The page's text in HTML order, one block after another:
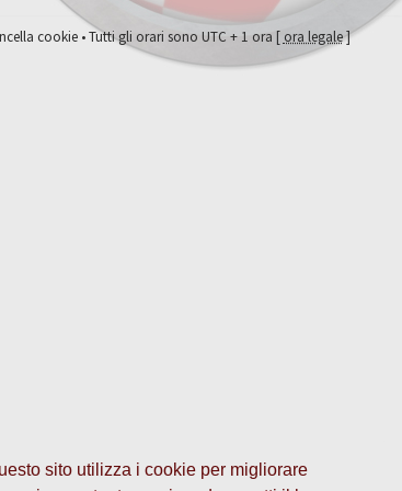
sito utilizza i cookie per migliorare
cookie• Tutti gli orari sono UTC + 1 ora [ ora legale]